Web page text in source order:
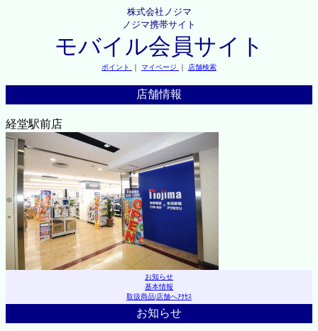
株式会社ノジマ
ノジマ携帯サイト
モバイル会員サイト
ポイント ｜ マイページ ｜ 店舗検索
店舗情報
経堂駅前店
お知らせ
基本情報
取扱商品|店舗へｱｸｾｽ
お知らせ